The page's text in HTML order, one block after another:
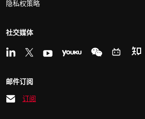
隐私权策略
社交媒体
邮件订阅
订阅